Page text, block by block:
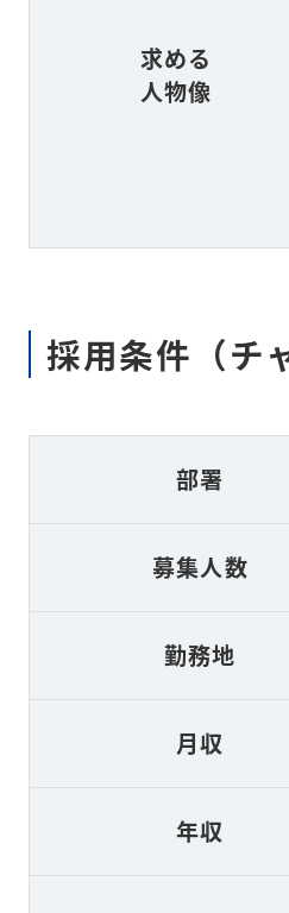
求める
人物像
採用条件（チ
部署
募集人数
勤務地
月収
年収